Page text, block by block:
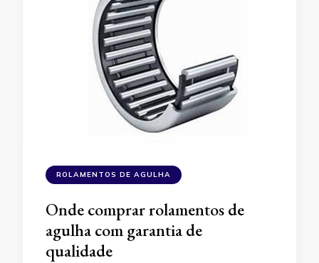
ROLAMENTOS DE AGULHA
Onde comprar rolamentos de
agulha com garantia de
qualidade